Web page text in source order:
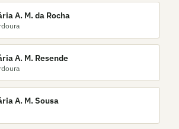
A. M. da Rocha
A. M. Resende
A. M. Sousa